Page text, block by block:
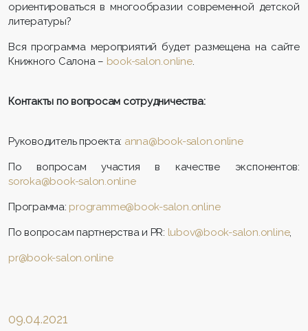
ориентироваться в многообразии современной детской
литературы?
Вся программа мероприятий будет размещена на сайте
Книжного Салона – book-salon.online.
Контакты по вопросам сотрудничества:
Руководитель проекта: anna@book-salon.online
По вопросам участия в качестве экспонентов:
soroka@book-salon.online
Программа: programme@book-salon.online
По вопросам партнерства и PR: lubov@book-salon.online,
pr@book-salon.online
09.04.2021